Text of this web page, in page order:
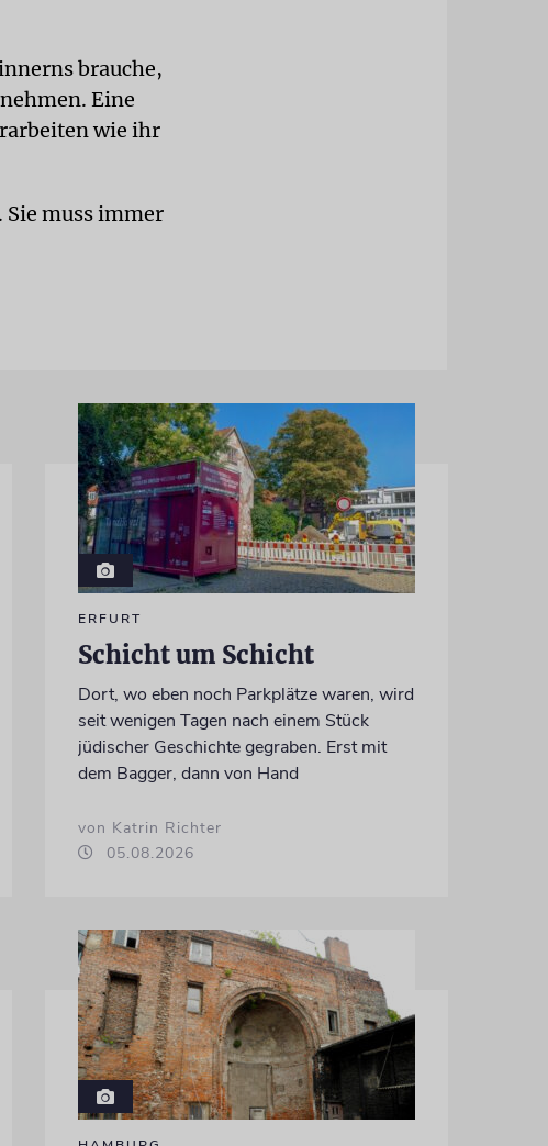
brauche,
Eine
wie ihr
muss immer
ERFURT
Schicht um Schicht
Dort, wo eben noch Parkplätze waren, wird
seit wenigen Tagen nach einem Stück
jüdischer Geschichte gegraben. Erst mit
dem Bagger, dann von Hand
von Katrin Richter
05.08.2026